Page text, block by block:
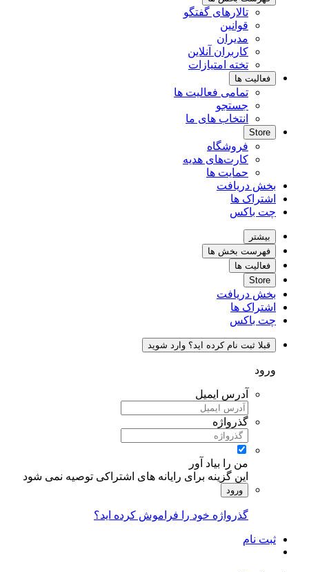
تالارهای گفتگو
قوانین
مدیران
کاربران آنلاین
تخته امتیازات
فعالیت ها
تمامی فعالیت ها
جستجو
انتخاب های ما
Store
فروشگاه
کارت‌های هدیه
حمایت ها
بخش دریافت
اشتراک ها
چت باکس
بیشتر
فهرست بخش ها
فعالیت ها
Store
بخش دریافت
اشتراک ها
چت باکس
قبلا ثبت نام کرده اید؟ وارد شوید
ورود
آدرس ایمیل
گذرواژه
من را بیاد آور
این گزینه برای رایانه های اشتراکی توصیه نمی شود
ورود
گذرواژه خود را فراموش کرده اید؟
ثبت نام